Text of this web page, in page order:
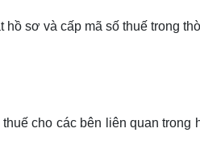
sơ và cấp mã số thuế trong
cho các bên liên quan trong